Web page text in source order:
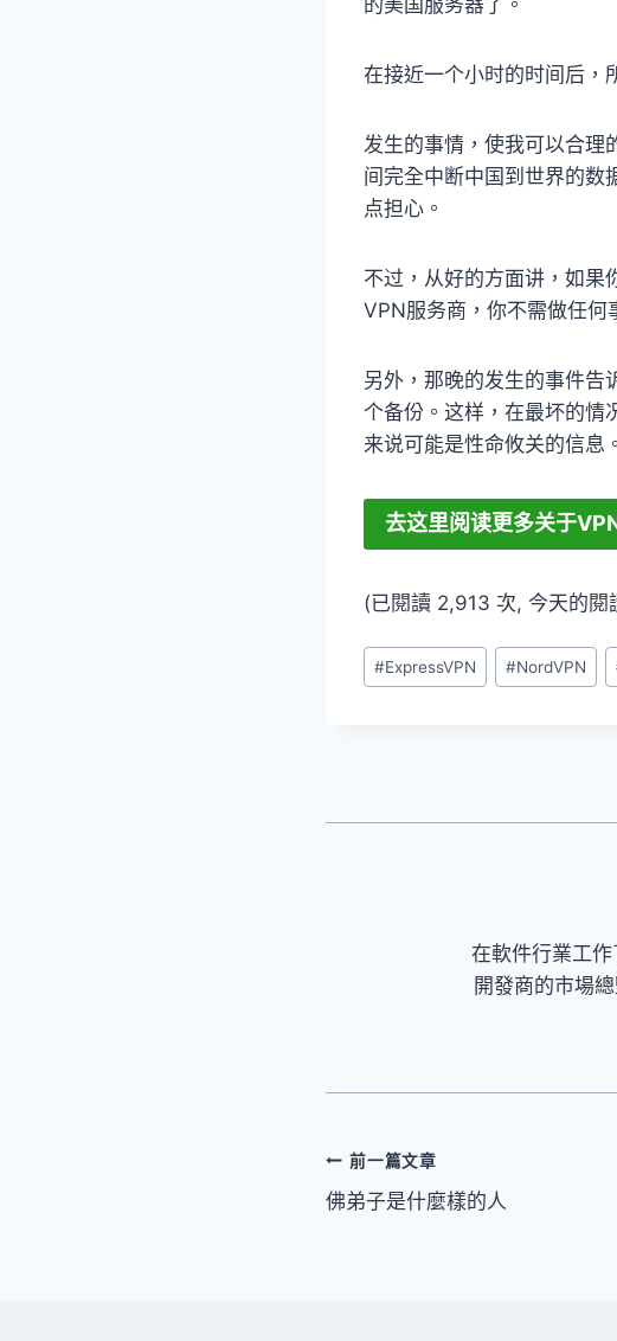
的美国服务器了。
在接近一个小时的时间后，
发生的事情，使我可以合理
间完全中断中国到世界的数
点担心。
不过，从好的方面讲，如果
VPN服务商，你不需做任何
另外，那晚的发生的事件告
个备份。这样，在最坏的情
来说可能是性命攸关的信息。
去这里阅读更多关于
(已閱讀 2,913 次, 今天的閱
Post
Tags:
#ExpressVPN #NordVPN
在軟件行業工
開發商的市場
文
章
前一篇文章
佛弟子是什麼樣的人